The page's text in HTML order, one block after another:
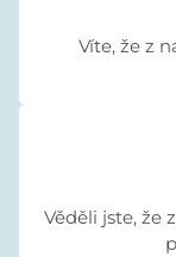
Víte, že z
Věděli jste, že